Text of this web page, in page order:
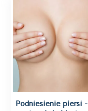
Podniesienie piersi -